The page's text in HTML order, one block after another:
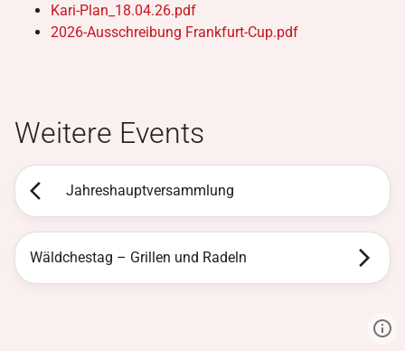
Kari-Plan_18.04.26.pdf
2026-Ausschreibung Frankfurt-Cup.pdf
Weitere Events
Jahreshauptversammlung
Wäldchestag – Grillen und Radeln